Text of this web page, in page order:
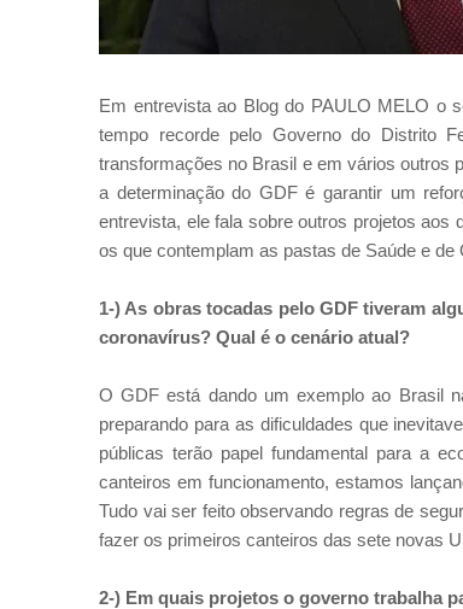
Em entrevista ao Blog do PAULO MELO o
tempo recorde pelo Governo do Distrito
transformações no Brasil e em vários outros
a determinação do GDF é garantir um
entrevista, ele fala sobre outros projetos aos
os que contemplam as pastas de Saúde e de
1-) As obras tocadas pelo GDF tiveram
coronavírus? Qual é o cenário atual?
O GDF está dando um exemplo ao Brasil
preparando para as dificuldades que
públicas terão papel fundamental para a
canteiros em funcionamento, estamos
Tudo vai ser feito observando regras de
fazer os primeiros canteiros das sete novas
2-) Em quais projetos o governo trabalha